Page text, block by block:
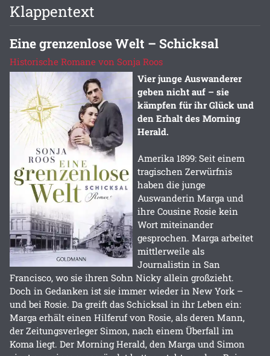
Klappentext
Eine grenzenlose Welt – Schicksal
Historische Romane von Sonja Roos
Vier junge Auswanderer
geben nicht auf – sie
kämpfen für ihr Glück und
den Erhalt des Morning
Herald.
Amerika 1899: Seit einem
tragischen Zerwürfnis
haben die junge
Auswanderin Marga und
ihre Cousine Rosie kein
Wort miteinander
gesprochen. Marga arbeitet
mittlerweile als
Journalistin in San
Francisco, wo sie ihren Sohn Nicky allein großzieht.
Doch in Gedanken ist sie immer wieder in New York –
und bei Rosie. Da greift das Schicksal in ihr Leben ein:
Marga erhält einen Hilferuf von Rosie, als deren Mann,
der Zeitungsverleger Simon, nach einem Überfall im
Koma liegt. Der Morning Herald, den Marga und Simon